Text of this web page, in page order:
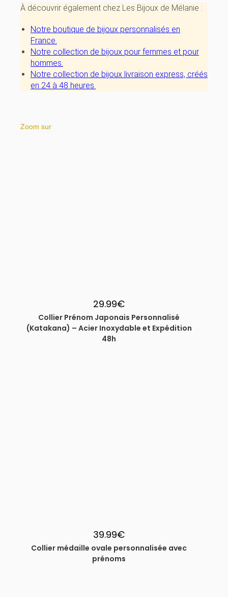
À découvrir également chez Les Bijoux de Mélanie :
Notre boutique de bijoux personnalisés en
France
Notre collection de bijoux pour femmes et pour
hommes
Notre collection de bijoux livraison express, créés
en 24 à 48 heures
Zoom sur
29.99€
Collier Prénom Japonais Personnalisé
(Katakana) – Acier Inoxydable et Expédition
48h
39.99€
Collier médaille ovale personnalisée avec
prénoms